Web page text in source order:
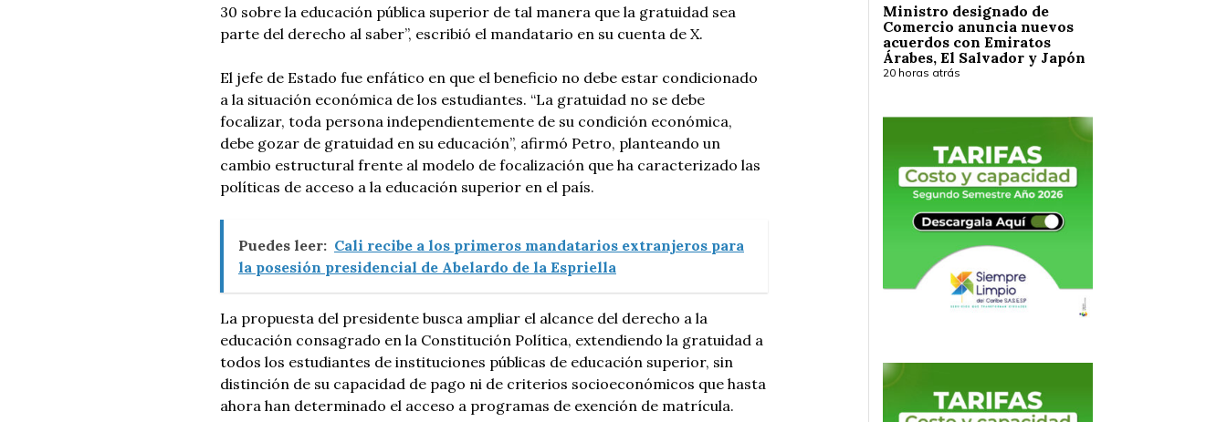
30 sobre la educación pública superior de tal manera que la gratuidad sea
parte del derecho al saber”, escribió el mandatario en su cuenta de X.
El jefe de Estado fue enfático en que el beneficio no debe estar condicionado
a la situación económica de los estudiantes. “La gratuidad no se debe
focalizar, toda persona independientemente de su condición económica,
debe gozar de gratuidad en su educación”, afirmó Petro, planteando un
cambio estructural frente al modelo de focalización que ha caracterizado las
políticas de acceso a la educación superior en el país.
Puedes leer: Cali recibe a los primeros mandatarios extranjeros para
la posesión presidencial de Abelardo de la Espriella
La propuesta del presidente busca ampliar el alcance del derecho a la
educación consagrado en la Constitución Política, extendiendo la gratuidad a
todos los estudiantes de instituciones públicas de educación superior, sin
distinción de su capacidad de pago ni de criterios socioeconómicos que hasta
ahora han determinado el acceso a programas de exención de matrícula.
Ministro designado de
Comercio anuncia nuevos
acuerdos con Emiratos
Árabes, El Salvador y Japón
20 horas atrás